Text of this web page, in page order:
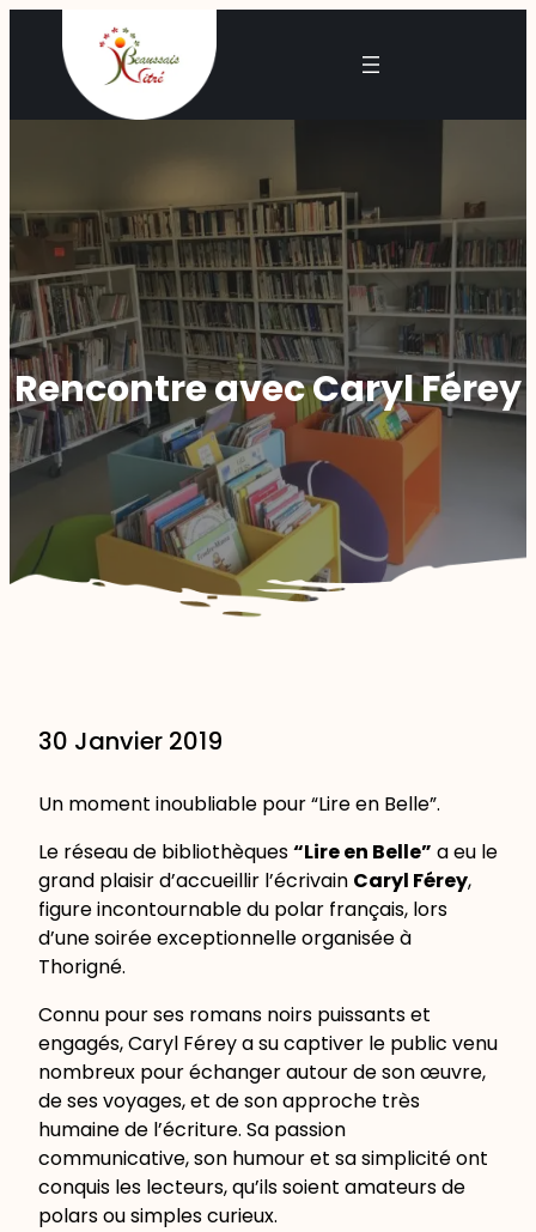
Rencontre avec Caryl Férey
30 Janvier 2019
Un moment inoubliable pour “Lire en Belle”.
Le réseau de bibliothèques“Lire en Belle” a eu le
grand plaisir d’accueillir l’écrivain Caryl Férey,
figure incontournable du polar français, lors
d’une soirée exceptionnelle organisée à
Thorigné.
Connu pour ses romans noirs puissants et
engagés, Caryl Férey a su captiver le public venu
nombreux pour échanger autour de son œuvre,
de ses voyages, et de son approche très
humaine de l’écriture. Sa passion
communicative, son humour et sa simplicité ont
conquis les lecteurs, qu’ils soient amateurs de
polars ou simples curieux.